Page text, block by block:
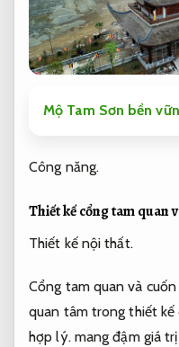
Mộ Tam Sơn bền
Công năng.
Thiết kế cổng tam quan
Thiết kế nội thất.
Cổng tam quan và
quan tâm trong thiết
hợp lý.mang đậm giá